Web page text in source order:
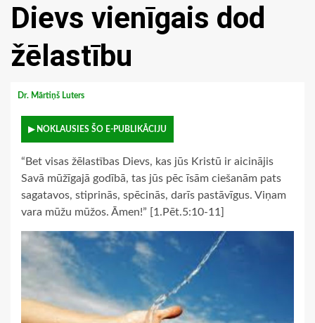
Dievs vienīgais dod
žēlastību
Dr. Mārtiņš Luters
▶ NOKLAUSIES ŠO E-PUBLIKĀCIJU
“Bet visas žēlastības Dievs, kas jūs Kristū ir aicinājis
Savā mūžīgajā godībā, tas jūs pēc īsām ciešanām pats
sagatavos, stiprinās, spēcinās, darīs pastāvīgus. Viņam
vara mūžu mūžos. Āmen!” [1.Pēt.5:10-11]